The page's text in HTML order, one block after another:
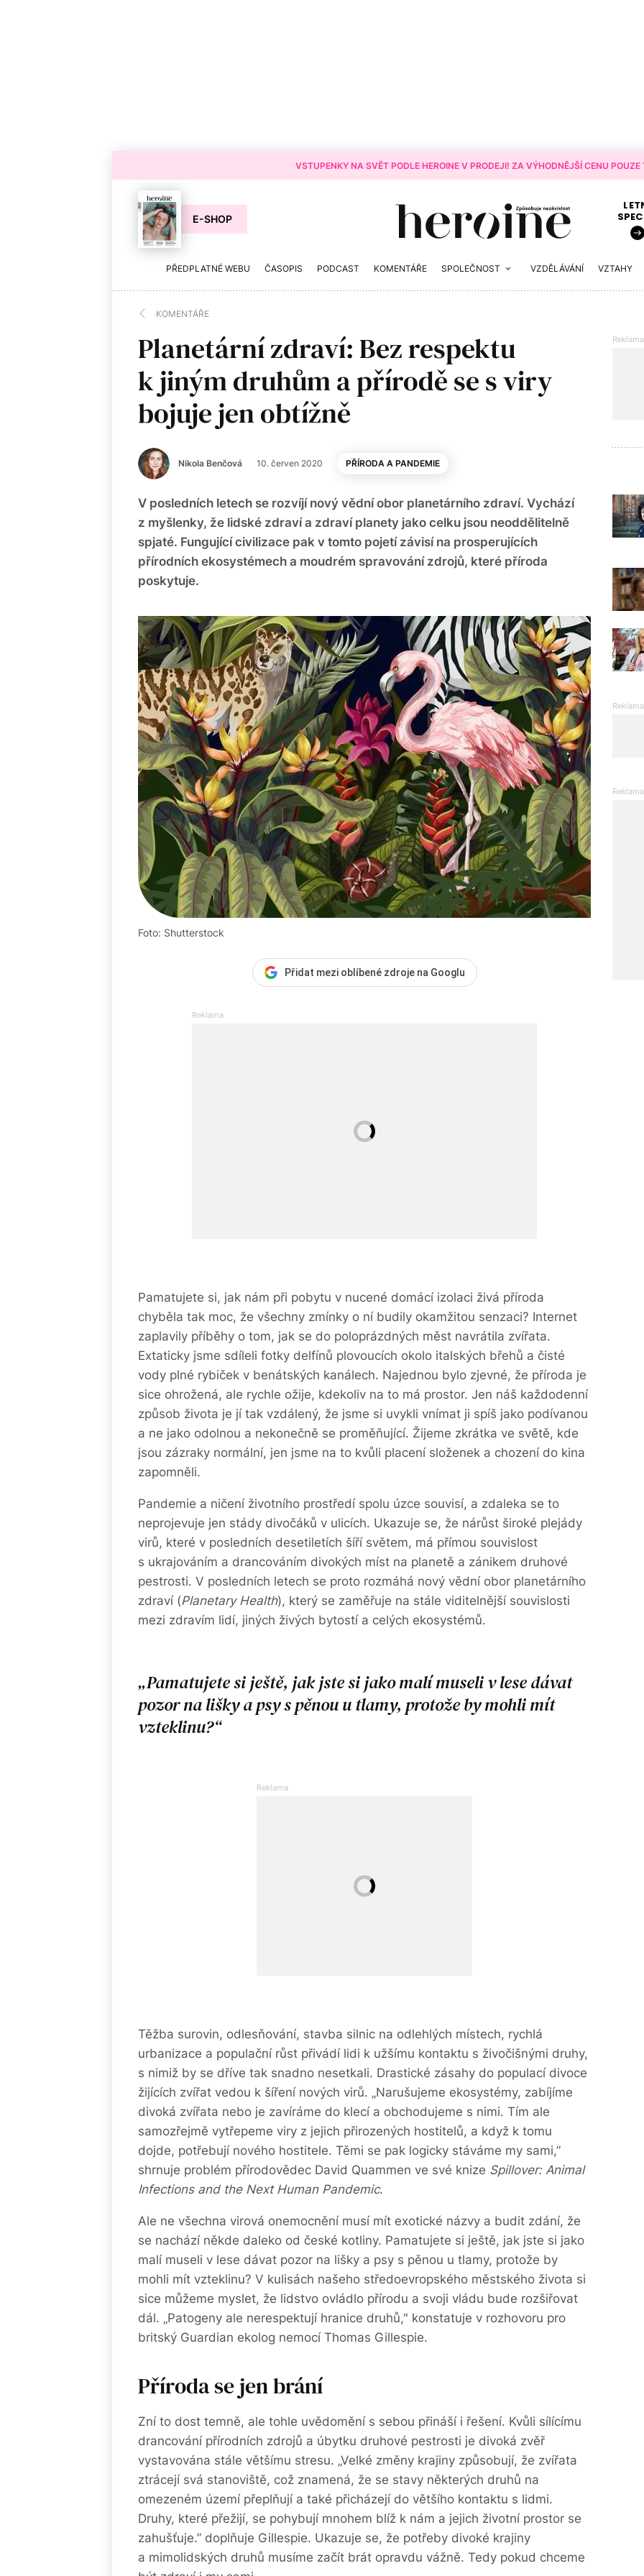
VSTUPENKY NA SVĚT PODLE HEROINE V PRODEJI! ZA VÝHODNĚJŠÍ CENU
E-SHOP
PŘEDPLATNÉ WEBU ČASOPIS PODCAST KOMENTÁŘE SPOLEČNOST VZDĚLÁVÁNÍ VZTAHY
KOMENTÁŘE
Planetární zdraví: Bez respektu
k jiným druhům a přírodě se s viry
bojuje jen obtížně
Nikola Benčová 10. červen 2020 PŘÍRODA A PANDEMIE
V posledních letech se rozvíjí nový vědní obor planetárního zdraví. Vychází
z myšlenky, že lidské zdraví a zdraví planety jako celku jsou neoddělitelně
spjaté. Fungující civilizace pak v tomto pojetí závisí na prosperujících
přírodních ekosystémech a moudrém spravování zdrojů, které příroda
poskytuje.
Foto: Shutterstock
Přidat mezi oblíbené zdroje na Googlu
Pamatujete si, jak nám při pobytu v nucené domácí izolaci živá příroda
chyběla tak moc, že všechny zmínky o ní budily okamžitou senzaci? Internet
zaplavily příběhy o tom, jak se do poloprázdných měst navrátila zvířata.
Extaticky jsme sdíleli fotky delfínů plovoucích okolo italských břehů a čisté
vody plné rybiček v benátských kanálech. Najednou bylo zjevné, že příroda je
sice ohrožená, ale rychle ožije, kdekoliv na to má prostor. Jen náš každodenní
způsob života je jí tak vzdálený, že jsme si uvykli vnímat ji spíš jako podívanou
a ne jako odolnou a nekonečně se proměňující. Žijeme zkrátka ve světě, kde
jsou zázraky normální, jen jsme na to kvůli placení složenek a chození do kina
zapomněli.
Pandemie a ničení životního prostředí spolu úzce souvisí, a zdaleka se to
neprojevuje jen stády divočáků v ulicích. Ukazuje se, že nárůst široké plejády
virů, které v posledních desetiletích šíří světem, má přímou souvislost
s ukrajováním a drancováním divokých míst na planetě a zánikem druhové
pestrosti. V posledních letech se proto rozmáhá nový vědní obor planetárního
zdraví (Planetary Health), který se zaměřuje na stále viditelnější souvislosti
mezi zdravím lidí, jiných živých bytostí a celých ekosystémů.
Pamatujete si ještě, jak jste si jako malí museli v lese dávat
pozor na lišky a psy s pěnou u tlamy, protože by mohli mít
vzteklinu?
Těžba surovin, odlesňování, stavba silnic na odlehlých místech, rychlá
urbanizace a populační růst přivádí lidi k užšímu kontaktu s živočišnými druhy,
s nimiž by se dříve tak snadno nesetkali. Drastické zásahy do populací divoce
žijících zvířat vedou k šíření nových virů. „Narušujeme ekosystémy, zabíjíme
divoká zvířata nebo je zavíráme do klecí a obchodujeme s nimi. Tím ale
samozřejmě vytřepeme viry z jejich přirozených hostitelů, a když k tomu
dojde, potřebují nového hostitele. Těmi se pak logicky stáváme my sami,”
shrnuje problém přírodovědec David Quammen ve své knize Spillover: Animal
Infections and the Next Human Pandemic.
Ale ne všechna virová onemocnění musí mít exotické názvy a budit zdání, že
se nachází někde daleko od české kotliny. Pamatujete si ještě, jak jste si jako
malí museli v lese dávat pozor na lišky a psy s pěnou u tlamy, protože by
mohli mít vzteklinu? V kulisách našeho středoevropského městského života si
sice můžeme myslet, že lidstvo ovládlo přírodu a svoji vládu bude rozšiřovat
dál. „Patogeny ale nerespektují hranice druhů," konstatuje v rozhovoru pro
britský Guardian ekolog nemocí Thomas Gillespie.
Příroda se jen brání
Zní to dost temně, ale tohle uvědomění s sebou přináší i řešení. Kvůli sílícímu
drancování přírodních zdrojů a úbytku druhové pestrosti je divoká zvěř
vystavována stále většímu stresu. „Velké změny krajiny způsobují, že zvířata
ztrácejí svá stanoviště, což znamená, že se stavy některých druhů na
omezeném území přeplňují a také přicházejí do většího kontaktu s lidmi.
Druhy, které přežijí, se pohybují mnohem blíž k nám a jejich životní prostor se
zahušťuje.” doplňuje Gillespie. Ukazuje se, že potřeby divoké krajiny
a mimolidských druhů musíme začít brát opravdu vážně. Tedy pokud chceme